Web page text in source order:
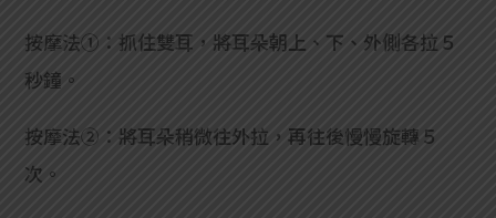
按摩法①：抓住雙耳，將耳朵朝上、下、外側各拉５
秒鐘。
按摩法②：將耳朵稍微往外拉，再往後慢慢旋轉５
次。